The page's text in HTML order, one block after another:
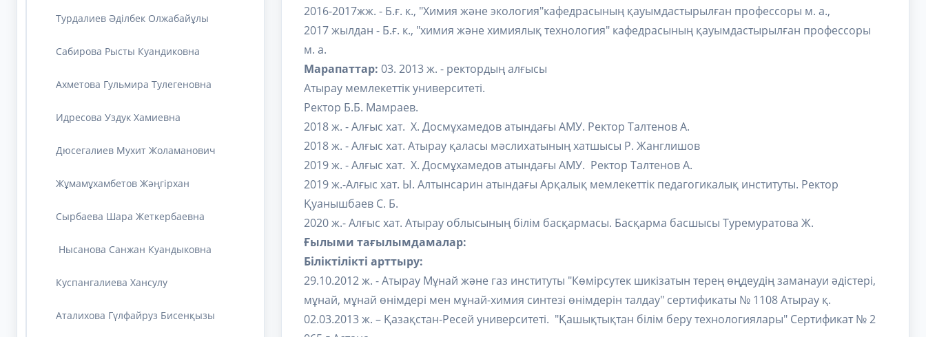
Турдалиев Әділбек Олжабайұлы
Сабирова Рысты Куандиковна
Ахметова Гульмира Тулегеновна
Идресова Уздук Хамиевна
Дюсегалиев Мухит Жоламанович
Жұмамұхамбетов Жәңгірхан
Cырбаева Шара Жеткербаевна
Нысанова Санжан Куандыковна
Куспангалиева Хансулу
Аталихова Гүлфайруз Бисенқызы
2016-2017жж. - Б.ғ. к., "Химия және экология"кафедрасының қауымдастырылған профессоры м. а.,
2017 жылдан - Б.ғ. к., "химия және химиялық технология" кафедрасының қауымдастырылған профессоры
м. а.
Марапаттар: 03. 2013 ж. - ректордың алғысы
Атырау мемлекеттік университеті.
Ректор Б.Б. Мамраев.
2018 ж. - Алғыс хат. Х. Досмұхамедов атындағы АМУ. Ректор Талтенов А.
2018 ж. - Алғыс хат. Атырау қаласы мәслихатының хатшысы Р. Жанглишов
2019 ж. - Алғыс хат. Х. Досмұхамедов атындағы АМУ. Ректор Талтенов А.
2019 ж.-Алғыс хат. Ы. Алтынсарин атындағы Арқалық мемлекеттік педагогикалық институты. Ректор
Қуанышбаев С. Б.
2020 ж.- Алғыс хат. Атырау облысының білім басқармасы. Басқарма басшысы Туремуратова Ж.
Ғылыми тағылымдамалар:
Біліктілікті арттыру:
29.10.2012 ж. - Атырау Мұнай және газ институты "Көмірсутек шикізатын терең өңдеудің заманауи әдістері,
мұнай, мұнай өнімдері мен мұнай-химия синтезі өнімдерін талдау" сертификаты № 1108 Атырау қ.
02.03.2013 ж. – Қазақстан-Ресей университеті. "Қашықтықтан білім беру технологиялары" Сертификат № 2